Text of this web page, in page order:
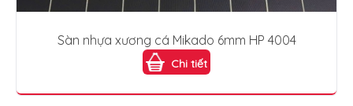
Sàn nhựa xương cá Mikado 6mm HP 4004
Chi tiết